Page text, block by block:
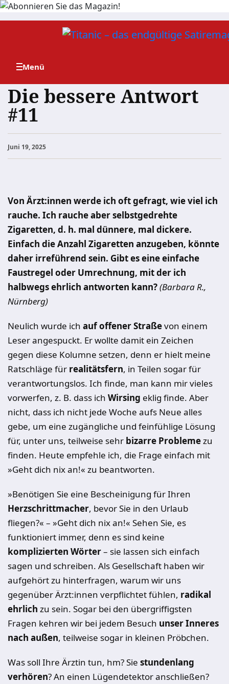
Zum
Die bessere Antwort
#11
Juni 19, 2025
Von Ärzt:innen werde ich oft gefragt, wie viel ich
rauche. Ich rauche aber selbstgedrehte
Zigaretten, d. h. mal dünnere, mal dickere.
Einfach die Anzahl Zigaretten anzugeben, könnte
daher irreführend sein. Gibt es eine einfache
Faustregel oder Umrechnung, mit der ich
halbwegs ehrlich antworten kann?(Barbara R.,
Nürnberg)
Neulich wurde ich auf offener Straßevon einem
Leser angespuckt. Er wollte damit ein Zeichen
gegen diese Kolumne setzen, denn er hielt meine
Ratschläge für realitätsfern, in Teilen sogar für
verantwortungslos. Ich finde, man kann mir vieles
vorwerfen, z. B. dass ich Wirsing eklig finde. Aber
nicht, dass ich nicht jede Woche aufs Neue alles
gebe, um eine zugängliche und feinfühlige Lösung
für, unter uns, teilweise sehr bizarre Problemezu
finden. Heute empfehle ich, die Frage einfach mit
»Geht dich nix an!« zu beantworten.
»Benötigen Sie eine Bescheinigung für Ihren
Herzschrittmacher, bevor Sie in den Urlaub
fliegen?« – »Geht dich nix an!« Sehen Sie, es
funktioniert immer, denn es sind keine
komplizierten Wörter– sie lassen sich einfach
sagen und schreiben. Als Gesellschaft haben wir
aufgehört zu hinterfragen, warum wir uns
gegenüber Ärzt:innen verpflichtet fühlen, radikal
ehrlich zu sein. Sogar bei den übergriffigsten
Fragen kehren wir bei jedem Besuch unser Inneres
nach außen, teilweise sogar in kleinen Pröbchen.
Was soll Ihre Ärztin tun, hm? Sie stundenlang
verhören? An einen Lügendetektor anschließen?